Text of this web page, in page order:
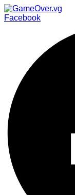
Facebook